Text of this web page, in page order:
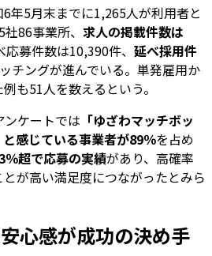
年5月末までに1,265人が利用者と
86事業所、 求人の掲載件数は
募件数は10,390件、 延べ採用件
チングが進んでいる。単発雇用か
も51人を数えるという。
ケートでは 「ゆざわマッチボッ
感じている事業者が89％を占め
％超で応募の実績があり、高確率
が高い満足度につながったとみら
心感が成功の決め手